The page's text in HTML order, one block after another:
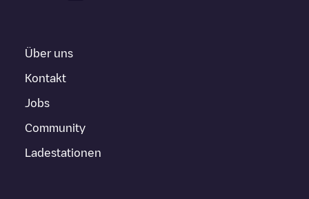
Über uns
Kontakt
Jobs
Community
Ladestationen